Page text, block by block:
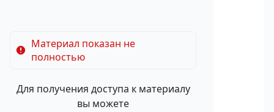
Материал показан не
полностью
Для получения доступа к материалу
вы можете